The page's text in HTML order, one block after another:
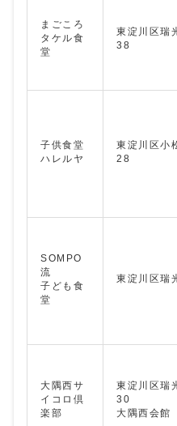
まごころ
タケル食
堂
東淀川区瑞
38
子供食堂
ハレルヤ
東淀川区小
28
SOMPO
流
子ども食
堂
東淀川区瑞
大隅西サ
イコロ倶
楽部
東淀川区瑞
30
大隅西会館